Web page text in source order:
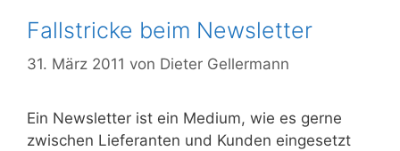
Fallstricke beim Newsletter
31. März 2011 von Dieter Gellermann
Ein Newsletter ist ein Medium, wie es gerne
zwischen Lieferanten und Kunden eingesetzt